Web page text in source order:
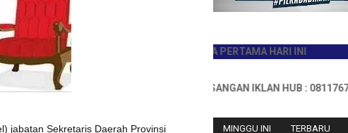
jabatan Sekretaris Daerah Provinsi
JADILAH PEMBACA PERTAMA HARI INI
INFO PEMASANGAN IKLAN HUB : 0811767335
MINGGU INI TERBARU